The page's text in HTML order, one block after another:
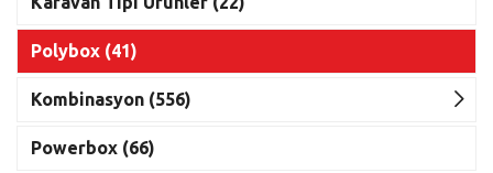
Polybox (41)
Kombinasyon (556)
Powerbox (66)